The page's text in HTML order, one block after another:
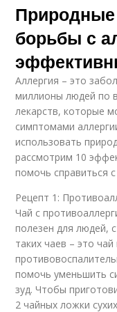
Природные
борьбы с
Аллергия – это
миллионы людей по
лекарств, которые
симптомами
использовать
рассмотрим 10
помочь справиться с
Рецепт 1:
Чай с
полезен для людей,
таких чаев – это
помочь уменьшить
зуд. Чтобы
2 чайных ложки